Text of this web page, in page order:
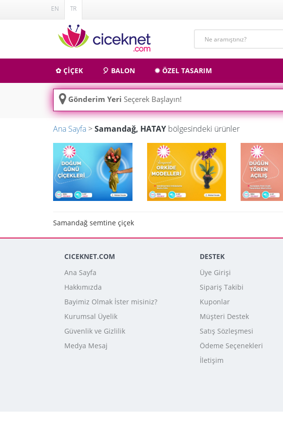
EN TR
✿ ÇİÇEK 🎈 BALON ✹ ÖZEL TASARIM
Gönderim Yeri Seçerek Başlayın!
Ana Sayfa >Samandağ, HATAY bölgesindeki ürünler
Samandağ semtine çiçek
CICEKNET.COM
Ana Sayfa
Hakkımızda
Bayimiz Olmak İster misiniz?
Kurumsal Üyelik
Güvenlik ve Gizlilik
Medya Mesaj
DESTEK
Üye Girişi
Sipariş Takibi
Kuponlar
Müşteri Destek
Satış Sözleşmesi
Ödeme Seçenekleri
İletişim